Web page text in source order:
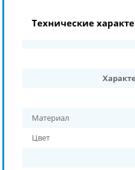
Технические
Материал
Цвет